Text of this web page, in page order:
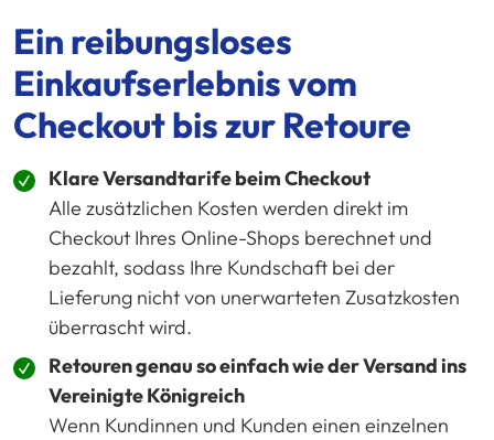
Ein reibungsloses
Einkaufserlebnis vom
Checkout bis zur Retoure
Klare Versandtarife beim Checkout
Alle zusätzlichen Kosten werden direkt im
Checkout Ihres Online-Shops berechnet und
bezahlt, sodass Ihre Kundschaft bei der
Lieferung nicht von unerwarteten Zusatzkosten
überrascht wird.
Retouren genau so einfach wie der Versand ins
Vereinigte Königreich
Wenn Kundinnen und Kunden einen einzelnen